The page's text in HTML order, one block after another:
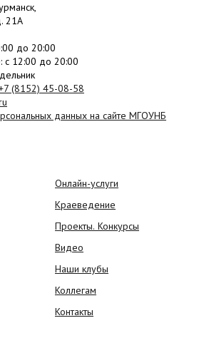
21А
до 20:00
: c 12:00 до 20:00
(8152) 45-08-58
данных на сайте МГОУНБ
Онлайн-услуги
Краеведение
Проекты. Конкурсы
Видео
Наши клубы
Коллегам
Контакты